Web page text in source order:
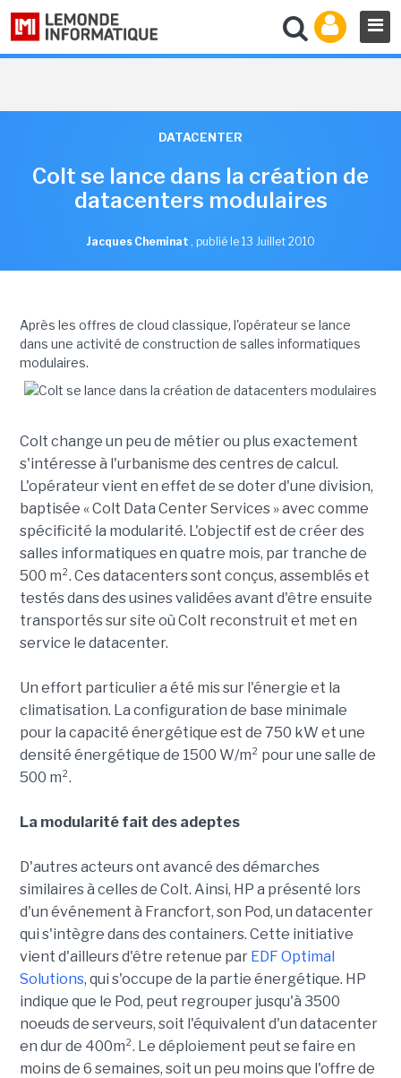
DATACENTER
Colt se lance dans la création de
datacenters modulaires
Jacques Cheminat , publié le 13 Juillet 2010
Après les offres de cloud classique, l'opérateur se lance
dans une activité de construction de salles informatiques
modulaires.
Colt change un peu de métier ou plus exactement
s'intéresse à l'urbanisme des centres de calcul.
L'opérateur vient en effet de se doter d'une division,
baptisée « Colt Data Center Services » avec comme
spécificité la modularité. L'objectif est de créer des
salles informatiques en quatre mois, par tranche de
500 m². Ces datacenters sont conçus, assemblés et
testés dans des usines validées avant d'être ensuite
transportés sur site où Colt reconstruit et met en
service le datacenter.
Un effort particulier a été mis sur l'énergie et la
climatisation. La configuration de base minimale
pour la capacité énergétique est de 750 kW et une
densité énergétique de 1500 W/m² pour une salle de
500 m².
La modularité fait des adeptes
D'autres acteurs ont avancé des démarches
similaires à celles de Colt. Ainsi, HP a présenté lors
d'un événement à Francfort, son Pod, un datacenter
qui s'intègre dans des containers. Cette initiative
vient d'ailleurs d'être retenue par EDF Optimal
Solutions, qui s'occupe de la partie énergétique. HP
indique que le Pod, peut regrouper jusqu'à 3500
noeuds de serveurs, soit l'équivalent d'un datacenter
en dur de 400m². Le déploiement peut se faire en
moins de 6 semaines, soit un peu moins que l'offre de